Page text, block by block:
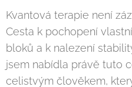
Kvantová terapie není
Cesta k pochopení
bloků a k nalezení
jsem nabídla právě tuto
celistvým člověkem,